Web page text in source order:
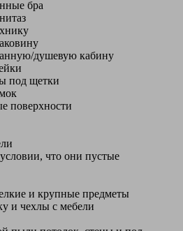
бра
душевую кабину
под щетки
поверхности
что они пустые
и крупные предметы
и чехлы с мебели